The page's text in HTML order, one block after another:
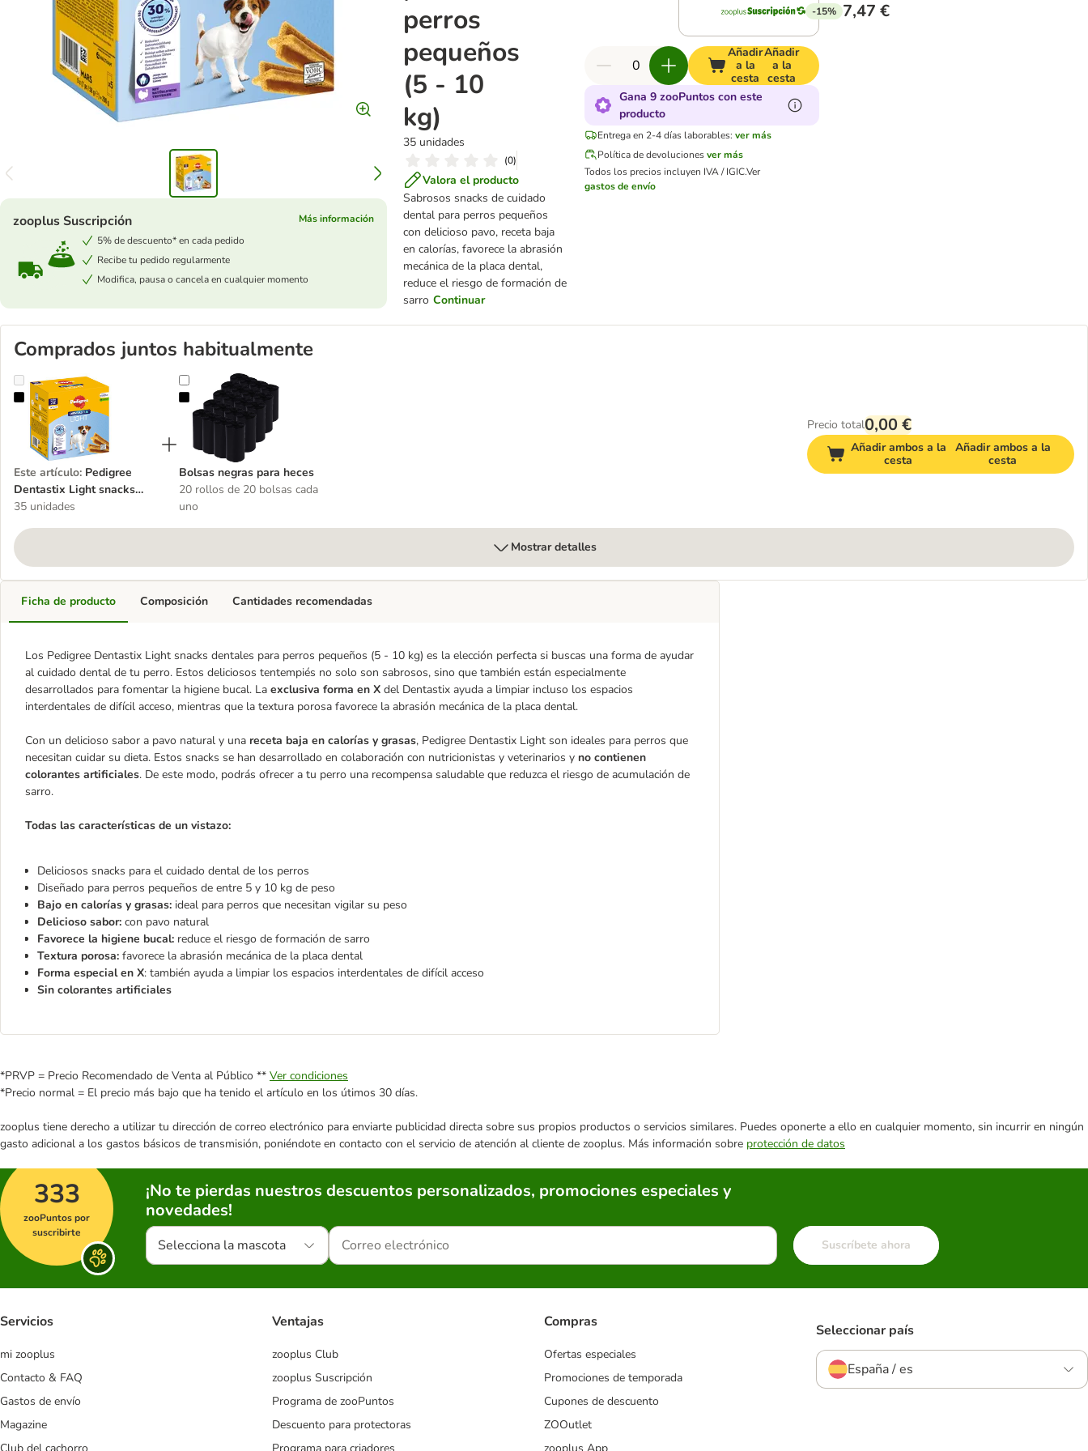
perros
pequeños
(5 - 10
kg)
35 unidades
(0)
Valora el producto
Sabrosos snacks de cuidado
dental para perros pequeños
con delicioso pavo, receta baja
en calorías, favorece la abrasión
mecánica de la placa dental,
reduce el riesgo de formación de
sarro Continuar
zooplus Suscripción
Más información
5% de descuento* en cada pedido
Recibe tu pedido regularmente
Modifica, pausa o cancela en cualquier momento
-15% 7,47 €
Añadir
a la
cesta
Añadir
a la
cesta
Gana 9 zooPuntos con este
producto
Entrega en 2-4 días laborables: ver más
Política de devolucionesver más
Todos los precios incluyen IVA / IGIC.Ver
gastos de envío
Comprados juntos habitualmente
Pedigree Dentastix Light snacks dentales para perros pequeños (5 - 10 kg)
Este artículo: Pedigree
Dentastix Light snacks
dentales para perros
35 unidades
Bolsas negras para heces
Bolsas negras para heces
20 rollos de 20 bolsas cada
uno
Precio total0,00 €
Añadir ambos a la
cesta
Añadir ambos a la
cesta
Mostrar detalles
Ficha de producto
Los Pedigree Dentastix Light snacks dentales para perros pequeños (5 - 10 kg) es la elección perfecta si buscas una forma de ayudar
al cuidado dental de tu perro. Estos deliciosos tentempiés no solo son sabrosos, sino que también están especialmente
desarrollados para fomentar la higiene bucal. La exclusiva forma en X del Dentastix ayuda a limpiar incluso los espacios
interdentales de difícil acceso, mientras que la textura porosa favorece la abrasión mecánica de la placa dental.
Con un delicioso sabor a pavo natural y una receta baja en calorías y grasas, Pedigree Dentastix Light son ideales para perros que
necesitan cuidar su dieta. Estos snacks se han desarrollado en colaboración con nutricionistas y veterinarios y no contienen
colorantes artificiales. De este modo, podrás ofrecer a tu perro una recompensa saludable que reduzca el riesgo de acumulación de
sarro.
Todas las características de un vistazo:
Deliciosos snacks para el cuidado dental de los perros
Diseñado para perros pequeños de entre 5 y 10 kg de peso
Bajo en calorías y grasas: ideal para perros que necesitan vigilar su peso
Delicioso sabor: con pavo natural
Favorece la higiene bucal: reduce el riesgo de formación de sarro
Textura porosa: favorece la abrasión mecánica de la placa dental
Forma especial en X: también ayuda a limpiar los espacios interdentales de difícil acceso
Sin colorantes artificiales
Composición Cantidades recomendadas
*PRVP = Precio Recomendado de Venta al Público ** Ver condiciones
*Precio normal = El precio más bajo que ha tenido el artículo en los útimos 30 días.
zooplus tiene derecho a utilizar tu dirección de correo electrónico para enviarte publicidad directa sobre sus propios productos o servicios similares. Puedes oponerte a ello en cualquier momento, sin incurrir en ningún
gasto adicional a los gastos básicos de transmisión, poniéndote en contacto con el servicio de atención al cliente de zooplus. Más información sobre protección de datos
333
zooPuntos por
suscribirte
¡No te pierdas nuestros descuentos personalizados, promociones especiales y
novedades!
Selecciona la mascota Suscríbete ahora
Servicios
mi zooplus
Contacto & FAQ
Gastos de envío
Magazine
Ventajas
zooplus Club
zooplus Suscripción
Programa de zooPuntos
Descuento para protectoras
Compras
Ofertas especiales
Promociones de temporada
Cupones de descuento
ZOOutlet
Seleccionar país
España / es